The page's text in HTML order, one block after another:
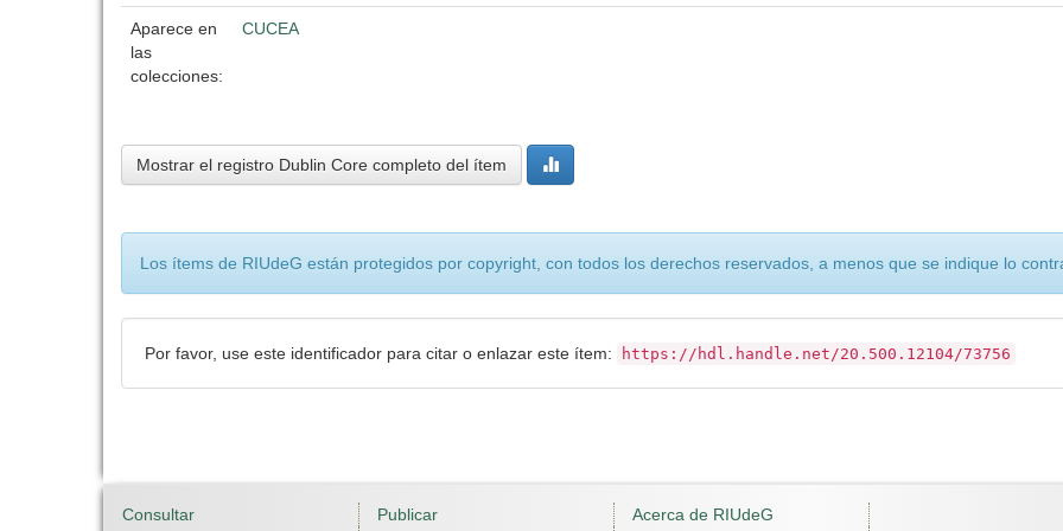
Aparece en
las
colecciones:
CUCEA
Mostrar el registro Dublin Core completo del ítem
Los ítems de RIUdeG están protegidos por copyright, con todos los derechos reservados, a menos que se indique lo
Por favor, use este identificador para citar o enlazar este ítem: https://hdl.handle.net/20.500.12104/73756
Consultar
Publicar
Acerca de RIUdeG